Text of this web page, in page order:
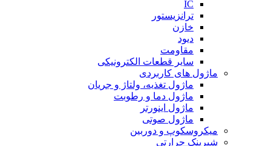
IC
ترانزیستور
خازن
دیود
مقاومت
سایر قطعات الکترونیکی
ماژول های کاربردی
ماژول تغذیه، ولتاژ و جریان
ماژول دما و رطوبت
ماژول اینورتر
ماژول صوتی
میکروسکوپ و دوربین
شیرینک حرارتی